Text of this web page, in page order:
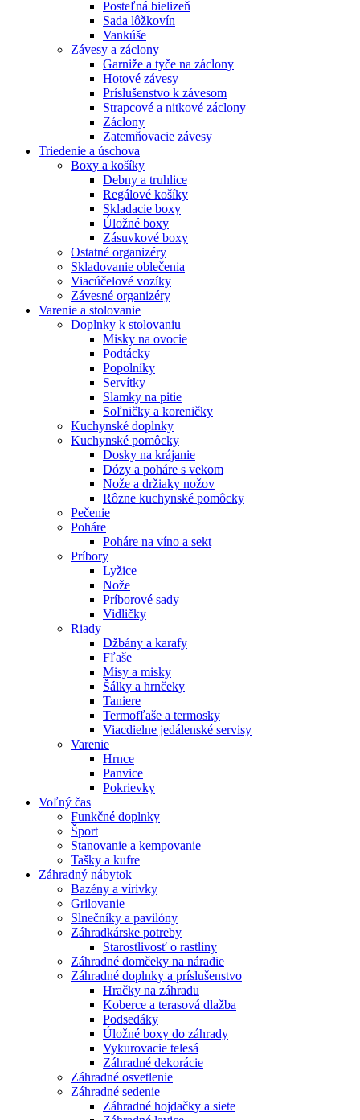
Posteľná bielizeň
Sada lôžkovín
Vankúše
Závesy a záclony
Garniže a tyče na záclony
Hotové závesy
Príslušenstvo k závesom
Strapcové a nitkové záclony
Záclony
Zatemňovacie závesy
Triedenie a úschova
Boxy a košíky
Debny a truhlice
Regálové košíky
Skladacie boxy
Úložné boxy
Zásuvkové boxy
Ostatné organizéry
Skladovanie oblečenia
Viacúčelové vozíky
Závesné organizéry
Varenie a stolovanie
Doplnky k stolovaniu
Misky na ovocie
Podtácky
Popolníky
Servítky
Slamky na pitie
Soľničky a koreničky
Kuchynské doplnky
Kuchynské pomôcky
Dosky na krájanie
Dózy a poháre s vekom
Nože a držiaky nožov
Rôzne kuchynské pomôcky
Pečenie
Poháre
Poháre na víno a sekt
Príbory
Lyžice
Nože
Príborové sady
Vidličky
Riady
Džbány a karafy
Fľaše
Misy a misky
Šálky a hrnčeky
Taniere
Termofľaše a termosky
Viacdielne jedálenské servisy
Varenie
Hrnce
Panvice
Pokrievky
Voľný čas
Funkčné doplnky
Šport
Stanovanie a kempovanie
Tašky a kufre
Záhradný nábytok
Bazény a vírivky
Grilovanie
Slnečníky a pavilóny
Záhradkárske potreby
Starostlivosť o rastliny
Záhradné domčeky na náradie
Záhradné doplnky a príslušenstvo
Hračky na záhradu
Koberce a terasová dlažba
Podsedáky
Úložné boxy do záhrady
Vykurovacie telesá
Záhradné dekorácie
Záhradné osvetlenie
Záhradné sedenie
Záhradné hojdačky a siete